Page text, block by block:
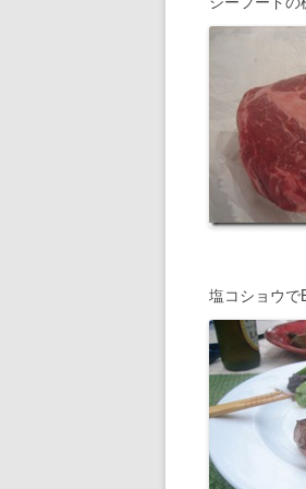
塩コショウで